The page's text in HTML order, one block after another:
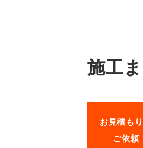
施工
お見積も
ご依頼